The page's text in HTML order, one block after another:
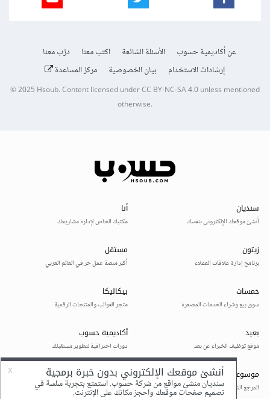
عن أكاديمية حسوب الأسئلة الشائعة اكتب معنا
درّب معنا
إرشادات الاستخدام
بيان الخصوصية مركز المساعدة
© 2025Hsoub.Content licensed underCC BY-NC-SA 4.0unless mentioned
otherwise.